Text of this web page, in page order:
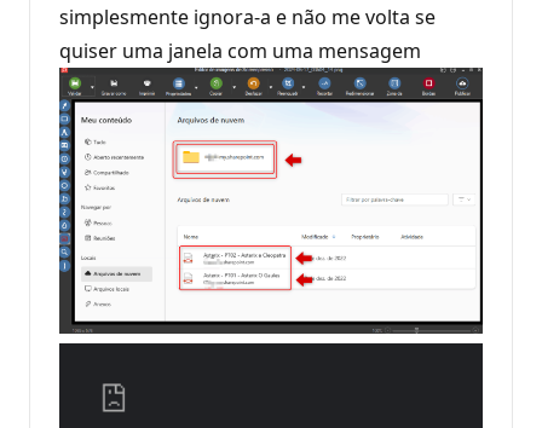
simplesmente ignora-a e não me volta se
quiser uma janela com uma mensagem